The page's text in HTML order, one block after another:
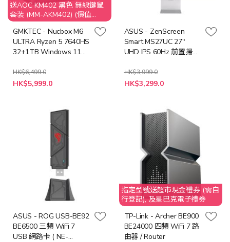
送AOC KM402 黑色 無線鍵鼠
套裝 (MM-AKM402) (價值
$149)
GMKTEC - Nucbox M6
ULTRA Ryzen 5 7640HS
32+1TB Windows 11
GNBM6UV+LB-PCNB)
HK$6,499.0
特
殊
HK$5,999.0
ASUS - ZenScreen
Smart MS27UC 27"
UHD IPS 60Hz 前置揚聲
AS27UC+LB-MON)
HK$3,999.0
特
殊
HK$3,299.0
ASUS - ROG USB-BE92
BE6500 三頻 WiFi 7
USB 網路卡 ( NE-
指定型號送超市現金禮券 (需自
行登記), 及星巴克電子禮劵
TP-Link - Archer BE900
BE24000 四頻 WiFi 7 路
由器 / Router